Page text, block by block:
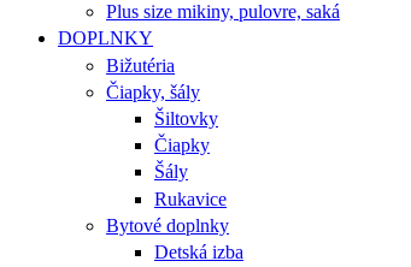
Plus size mikiny, pulovre, saká
DOPLNKY
Bižutéria
Čiapky, šály
Šiltovky
Čiapky
Šály
Rukavice
Bytové doplnky
Detská izba